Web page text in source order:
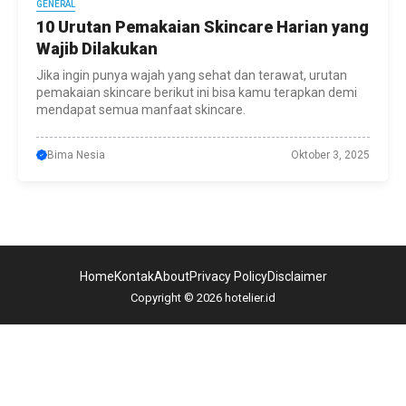
GENERAL
10 Urutan Pemakaian Skincare Harian yang
Wajib Dilakukan
Jika ingin punya wajah yang sehat dan terawat, urutan
pemakaian skincare berikut ini bisa kamu terapkan demi
mendapat semua manfaat skincare.
Bima Nesia Oktober 3, 2025
Copyright © 2026 hotelier.id
HomeKontakAboutPrivacy PolicyDisclaimer